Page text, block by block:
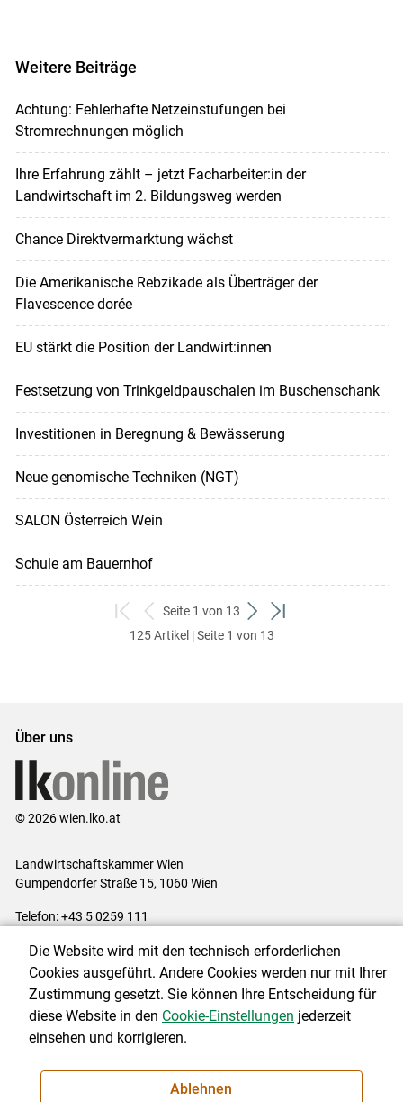
Weitere Beiträge
Achtung: Fehlerhafte Netzeinstufungen bei
Stromrechnungen möglich
Ihre Erfahrung zählt – jetzt Facharbeiter:in der
Landwirtschaft im 2. Bildungsweg werden
Chance Direktvermarktung wächst
Die Amerikanische Rebzikade als Überträger der
Flavescence dorée
EU stärkt die Position der Landwirt:innen
Festsetzung von Trinkgeldpauschalen im Buschenschank
Investitionen in Beregnung & Bewässerung
Neue genomische Techniken (NGT)
SALON Österreich Wein
Schule am Bauernhof
zum
ersten
zurück
zum
Seite 1 von 13
weiter
zum
zum
125 Artikel | Seite 1 von 13
Über uns
© 2026 wien.lko.at
Landwirtschaftskammer Wien
Gumpendorfer Straße 15, 1060 Wien
Telefon: +43 5 0259 111
Impressum|Kontakt|Datenschutzerklärung|Barrierefreiheit|
Cookie-Einstellungen
NEWSLETTER
Die Website wird mit den technisch erforderlichen
Cookies ausgeführt. Andere Cookies werden nur mit Ihrer
Zustimmung gesetzt. Sie können Ihre Entscheidung für
diese Website in den Cookie-Einstellungen jederzeit
einsehen und korrigieren.
Ablehnen